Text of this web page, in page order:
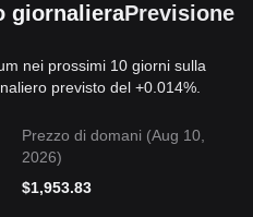
giornalieraPrevisione
nei prossimi 10 giorni sulla
previsto del +0.014%.
Prezzo di domani (Aug 10,
2026)
$1,953.83